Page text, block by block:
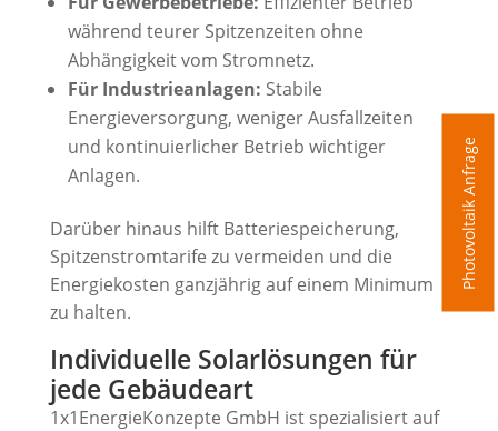
während teurer Spitzenzeiten ohne
Abhängigkeit vom Stromnetz.
Für Industrieanlagen: Stabile
Energieversorgung, weniger Ausfallzeiten
und kontinuierlicher Betrieb wichtiger
Anlagen.
Darüber hinaus hilft Batteriespeicherung,
Spitzenstromtarife zu vermeiden und die
Energiekosten ganzjährig auf einem Minimum
zu halten.
Individuelle Solarlösungen für
jede Gebäudeart
1x1EnergieKonzepte GmbH ist spezialisiert auf
Photovoltaik Anfrage